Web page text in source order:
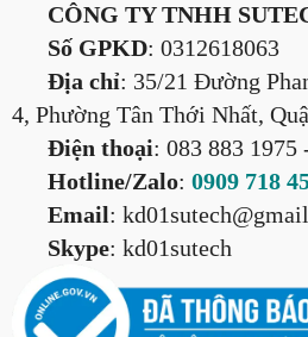
CÔNG TY TNHH
Số GPKD: 0312618063
Địa chỉ: 35/21 Đường
4, Phường Tân Thới Nhất,
Điện thoại: 083 883 1975
Hotline/Zalo: 0909 718
Email:
Skype: kd01sutech